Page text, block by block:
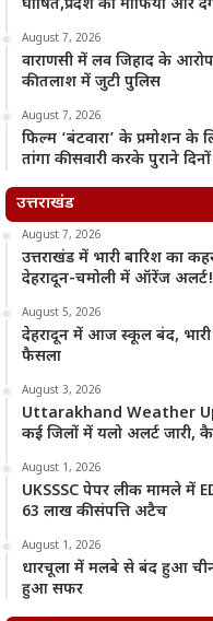
घोषित,प्रदेश को माफिया और
August 7, 2026
वाराणसी में लव जिहाद के
की तलाश में जुटी पुलिस
August 7, 2026
फिल्म ‘बंटवारा’ के प्रमोशन
तांगा की सवारी करके पुराने
उत्तराखंड
August 7, 2026
उत्तराखंड में भारी बारिश का
देहरादून-चमोली में ऑरेंज अलर्ट!
August 5, 2026
देहरादून में आज स्कूल बंद, भारी
फैसला
August 3, 2026
Uttarakhand Weather
कई जिलों में यलो अलर्ट जारी,
August 1, 2026
UKSSSC पेपर लीक मामले में
63 लाख की संपत्ति अटैच
August 1, 2026
धारचूला में मलबे से बंद हुआ चीन
हुआ सफर